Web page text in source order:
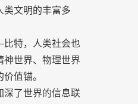
类文明的丰富多
特，人类社会也
神世界、物理世界
值锚。
深了世界的信息联